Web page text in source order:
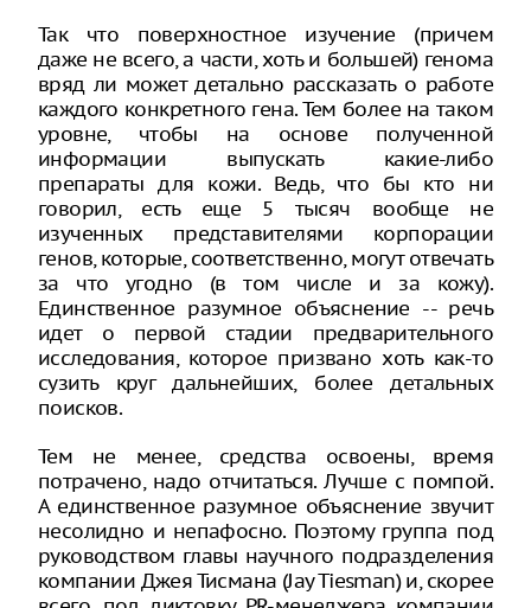
Так что поверхностное изучение (причем
даже не всего, а части, хоть и большей) генома
вряд ли может детально рассказать о работе
каждого конкретного гена. Тем более на таком
уровне, чтобы на основе полученной
информации выпускать какие-либо
препараты для кожи. Ведь, что бы кто ни
говорил, есть еще 5 тысяч вообще не
изученных представителями корпорации
генов, которые, соответственно, могут отвечать
за что угодно (в том числе и за кожу).
Единственное разумное объяснение -- речь
идет о первой стадии предварительного
исследования, которое призвано хоть как-то
сузить круг дальнейших, более детальных
поисков.
Тем не менее, средства освоены, время
потрачено, надо отчитаться. Лучше с помпой.
А единственное разумное объяснение звучит
несолидно и непафосно. Поэтому группа под
руководством главы научного подразделения
компании Джея Тисмана (Jay Tiesman) и, скорее